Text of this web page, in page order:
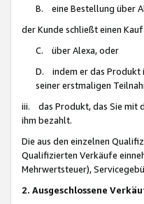
B. eine Bestellung über
der Kunde schließt einen
C. über Alexa, oder
D. indem er das Produkt
seiner erstmaligen
iii. das Produkt, das Sie mit
ihm bezahlt.
Die aus den einzelnen
Qualifizierten Verkäufe
Mehrwertsteuer),
2. Ausgeschlossene